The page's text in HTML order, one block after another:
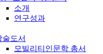
소개
연구성과
술도서
모빌리티인문학 총서